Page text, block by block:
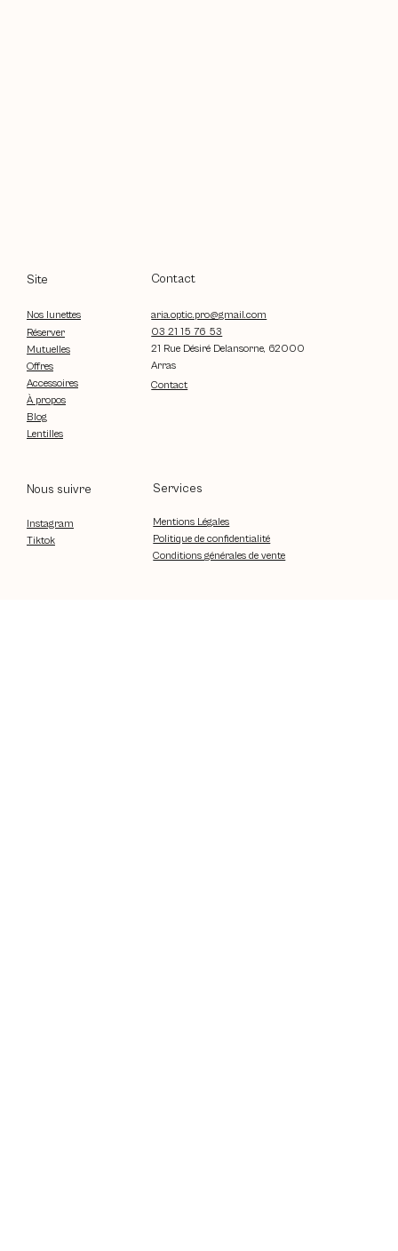
Site
Nos lunettes
Réserver
Mutuelles
Offres
Accessoires
À propos
Blog
Lentilles
Contact
Contact
aria.optic.pro@gmail.com
03 21 15 76 53
21 Rue Désiré Delansorne, 62000
Arras
Nous suivre
Instagram
Tiktok
Services
Mentions Légales
Politique de confidentialité
Conditions générales de vente